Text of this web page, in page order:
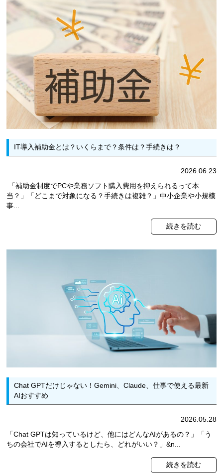
IT導入補助金とは？いくらまで？条件は？手続きは？
2026.06.23
「補助金制度でPCや業務ソフト購入費用を抑えられるって本
当？」「どこまで対象になる？手続きは複雑？」中小企業や小規模
事...
続きを読む
Chat GPTだけじゃない！Gemini、Claude、仕事で使える最新
AIおすすめ
2026.05.28
「Chat GPTは知っているけど、他にはどんなAIがあるの？」「う
ちの会社でAIを導入するとしたら、どれがいい？」&n...
続きを読む